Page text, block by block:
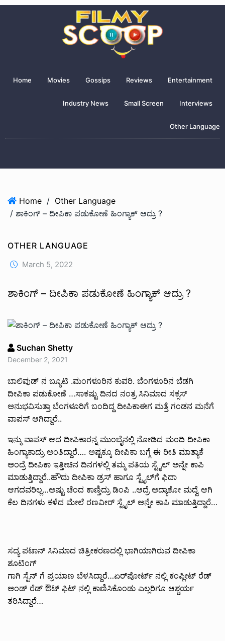
Home Movies Gossips Reviews Entertainment
Industry News Small Screen Interviews
Other Language
Home / Other Language
/ ಶಾಕಿಂಗ್ – ದೀಪಿಕಾ ಪಡುಕೋಣೆ ಹಿಂಗ್ಯಾಕ್ ಆದ್ರು ?
OTHER LANGUAGE
March 5, 2022
ಶಾಕಿಂಗ್ – ದೀಪಿಕಾ ಪಡುಕೋಣೆ ಹಿಂಗ್ಯಾಕ್ ಆದ್ರು ?
Suchan Shetty
December 2, 2021
ಬಾಲಿವುಡ್ ನ‌ ಬ್ಯೂಟಿ .ಮಂಗಳೂರಿನ ಕುವರಿ. ಬೆಂಗಳೂರಿನ ಬೆಡಗಿ
ದೀಪಿಕಾ ಪಡುಕೋಣೆ …ಸಾಕಷ್ಟು ದಿನದ ನಂತ್ರ ಸಿನಿಮಾದ ಸಕ್ಸಸ್
ಅನುಭವಿಸುತ್ತಾ ಬೆಂಗಳೂರಿಗೆ ಬಂದಿದ್ದ ದೀಪಿಕಾ‌ಈಗ ಮತ್ತೆ ಗಂಡನ ಮನೆಗೆ
ವಾಪಸ್ ಆಗಿದ್ದಾರೆ..
ಇನ್ಮು ವಾಪಸ್ ಆದ ದೀಪಿಕಾರನ್ನ ಮುಂಬೈ‌ನಲ್ಲಿ ನೋಡಿದ ಮಂದಿ ದೀಪಿಕಾ
ಹಿಂಗ್ಯಾಕಾದ್ರು ಅಂತಿದ್ದಾರೆ…. ಅಷ್ಟಕ್ಕೂ ದೀಪಿಕಾ ಬಗ್ಗೆ ಈ ರೀತಿ ಮಾತ್ಯಾಕೆ
ಅಂದ್ರೆ ದೀಪಿಕಾ ಇತ್ತೀಚಿನ ದಿನಗಳಲ್ಲಿ ತಮ್ಮ ಪತಿಯ ಸ್ಟೈಲ್ ಅನ್ನೇ ಕಾಪಿ
ಮಾಡುತ್ತಿದ್ದಾರೆ..ಹೌದು ದೀಪಿಕಾ ಡ್ರಸ್ ಹಾಗೂ ಸ್ಟೈಲ್‌ಗೆ ಫಿದಾ
ಆಗದವರಿಲ್ಲ…ಅಷ್ಟು ಚೆಂದ ಕಾಣ್ತಿದ್ರು ಡಿಂಪಿ ..ಆದ್ರೆ ಅದ್ಯಾಕೋ ಮದ್ವೆ ಆಗಿ
ಕೆಲ ದಿನಗಳು ಕಳೆದ ಮೇಲೆ ರಣವೀರ್ ಸ್ಟೈಲ್ ಅನ್ನೇ ಕಾಪಿ ಮಾಡುತ್ತಿದ್ದಾರೆ…
ಸದ್ಯ ಪಟಾನ್ ಸಿನಿಮಾದ ಚಿತ್ರೀಕರಣದಲ್ಲಿ ಭಾಗಿಯಾಗಿರುವ ದೀಪಿಕಾ‌
ಶೂಟಿಂಗ್
ಗಾಗಿ ಸ್ಪೆನ್ ಗೆ ಪ್ರಯಾಣ ಬೆಳಸಿದ್ದಾರೆ…ಏರ್‌ಪೋರ್ಟ್ ‌ನಲ್ಲಿ ಕಂಪ್ಲೀಟ್ ರೆಡ್
ಅಂಡ್ ರೆಡ್ ಔಟ್ ಫಿಟ್ ನಲ್ಲಿ ಕಾಣಿಸಿಕೊಂಡು ಎಲ್ಲರಿಗೂ ಆಶ್ಚರ್ಯ
ತರಿಸಿದ್ದಾರೆ…